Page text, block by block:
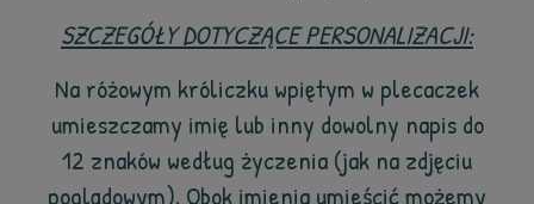
SZCZEGÓŁY DOTYCZĄCE PERSONALIZACJI:
Na różowym króliczku wpiętym w plecaczek
umieszczamy imię lub inny dowolny napis do
12 znaków według życzenia (jak na zdjęciu
poglądowym). Obok imienia umieścić możemy